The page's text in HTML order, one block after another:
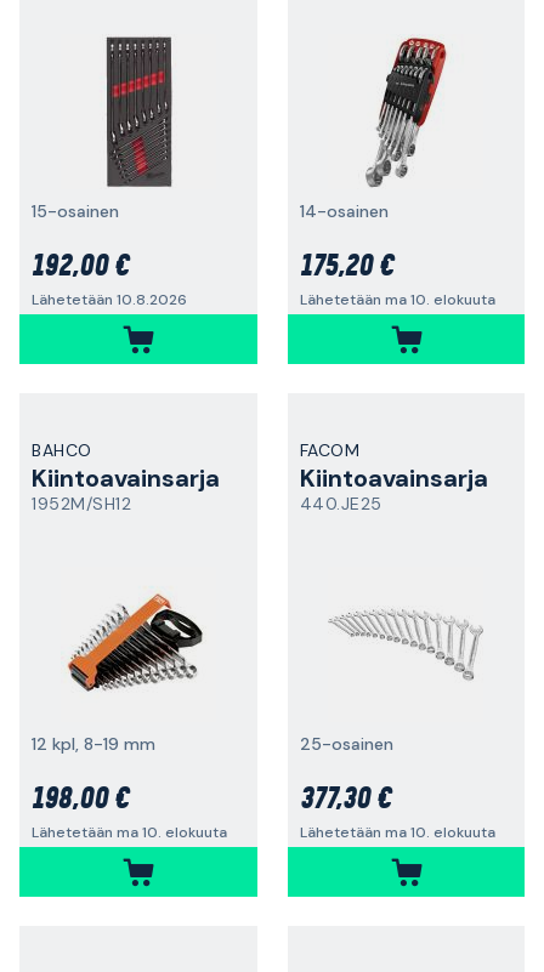
15-osainen
192,00 €
Lähetetään 10.8.2026
14-osainen
175,20 €
Lähetetään ma 10. elokuuta
BAHCO
Kiintoavainsarja
1952M/SH12
12 kpl, 8-19 mm
198,00 €
Lähetetään ma 10. elokuuta
FACOM
Kiintoavainsarja
440.JE25
25-osainen
377,30 €
Lähetetään ma 10. elokuuta